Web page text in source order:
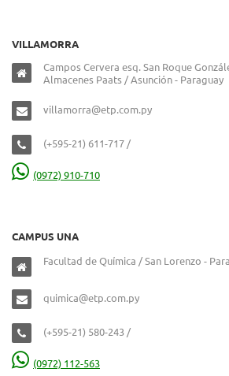
VILLAMORRA
Campos Cervera esq. San Roque
Almacenes Paats / Asunción - Paraguay
villamorra@etp.com.py
(+595-21) 611-717 /
(0972) 910-710
CAMPUS UNA
Facultad de Química / San Lorenzo -
quimica@etp.com.py
(+595-21) 580-243 /
(0972) 112-563